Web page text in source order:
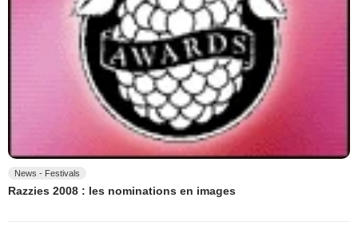
News - Festivals
Razzies 2008 : les nominations en images